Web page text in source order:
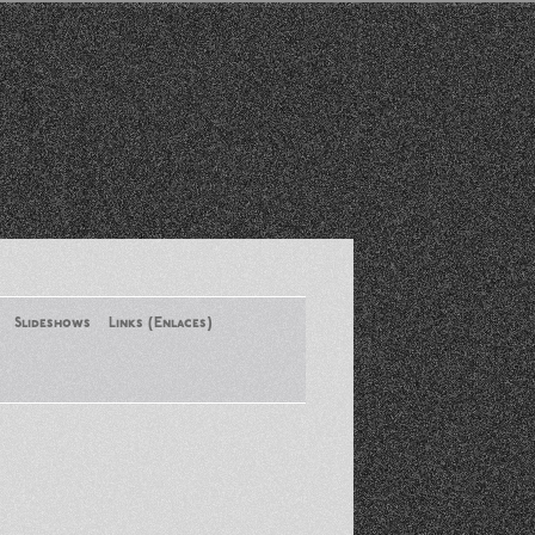
Slideshows
August 2013
Links (Enlaces)